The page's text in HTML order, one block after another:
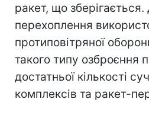
ракет, що зберігається.
перехоплення
протиповітряної
такого типу озброєння
достатньої кількості
комплексів та ракет-